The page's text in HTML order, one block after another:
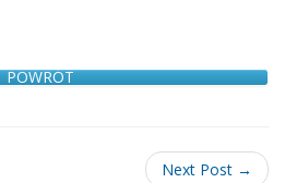
POWRÓT
Next Post →